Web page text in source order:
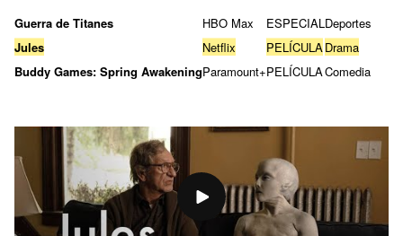
Guerra de Titanes HBO Max ESPECIAL Deportes
Jules
Netflix PELÍCULA Drama
Buddy Games: Spring AwakeningParamount+PELÍCULAComedia